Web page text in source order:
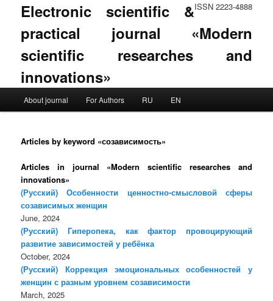
ISSN 2223-4888
Electronic scientific &
practical journal «Modern
scientific researches and
innovations»
Skip to primary content
Skip to secondary content
About journal For Authors RU EN
Articles by keyword «созависимость»
Articles in journal «Modern scientific researches and
innovations»
(Русский) Особенности ценностно-смысловой сферы
созависимых женщин
June, 2024
(Русский) Гиперопека, как фактор провоцирующий
развитие зависимостей у ребёнка
October, 2024
(Русский) Коррекция эмоциональных особенностей у
женщин с разным уровнем созависимости
March, 2025